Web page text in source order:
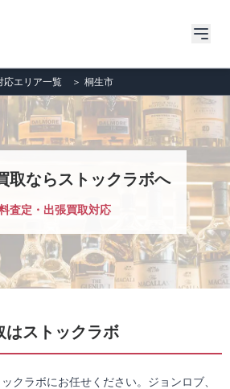
応エリア一覧 ＞ 桐生市
取ならストックラボへ
査定・出張買取対応
はストックラボ
クラボにお任せください。ジョンロブ、